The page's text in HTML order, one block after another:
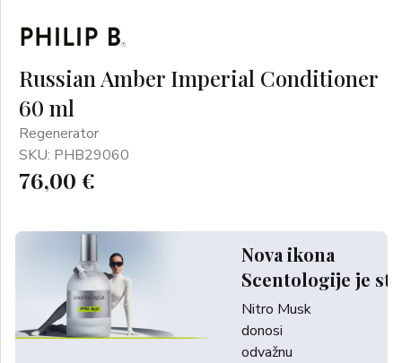
Russian Amber Imperial Conditioner
60 ml
Regenerator
SKU: PHB29060
76,00 €
Nova ikona
Scentologije je
Nitro Musk
donosi
odvažnu